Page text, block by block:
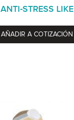
ANTI-STRESS LIKE
AÑADIR A COTIZACIÓN